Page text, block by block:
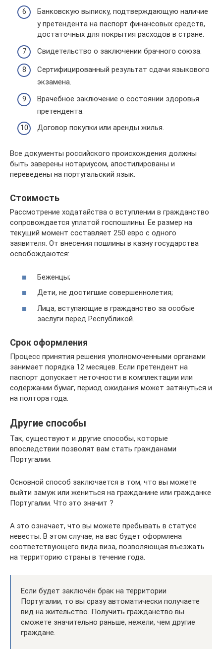
Банковскую выписку, подтверждающую наличие
у претендента на паспорт финансовых средств,
достаточных для покрытия расходов в стране.
Свидетельство о заключении брачного союза.
Сертифицированный результат сдачи языкового
экзамена.
Врачебное заключение о состоянии здоровья
претендента.
Договор покупки или аренды жилья.
Все документы российского происхождения должны
быть заверены нотариусом, апостилированы и
переведены на португальский язык.
Стоимость
Рассмотрение ходатайства о вступлении в гражданство
сопровождается уплатой госпошлины. Ее размер на
текущий момент составляет 250 евро с одного
заявителя. От внесения пошлины в казну государства
освобождаются:
Беженцы;
Дети, не достигшие совершеннолетия;
Лица, вступающие в гражданство за особые
заслуги перед Республикой.
Срок оформления
Процесс принятия решения уполномоченными органами
занимает порядка 12 месяцев. Если претендент на
паспорт допускает неточности в комплектации или
содержании бумаг, период ожидания может затянуться и
на полтора года.
Другие способы
Так, существуют и другие способы, которые
впоследствии позволят вам стать гражданами
Португалии.
Основной способ заключается в том, что вы можете
выйти замуж или жениться на гражданине или гражданке
Португалии. Что это значит ?
А это означает, что вы можете пребывать в статусе
невесты. В этом случае, на вас будет оформлена
соответствующего вида виза, позволяющая въезжать
на территорию страны в течение года.
Если будет заключён брак на территории
Португалии, то вы сразу автоматически получаете
вид на жительство. Получить гражданство вы
сможете значительно раньше, нежели, чем другие
граждане.